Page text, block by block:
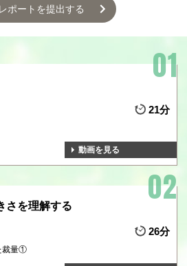
ポートを提出する
21分
動画を見る
さを理解する
26分
裁量①